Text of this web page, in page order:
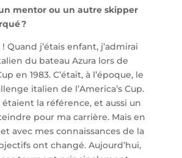
mentor ou un autre skipper
?
Quand j’étais enfant, j’admirai
du bateau Azura lors de
en 1983. C’était, à l’époque, le
italien de l’America’s Cup.
étaient la référence, et aussi un
pour ma carrière. Mais en
avec mes connaissances de la
ont changé. Aujourd’hui,